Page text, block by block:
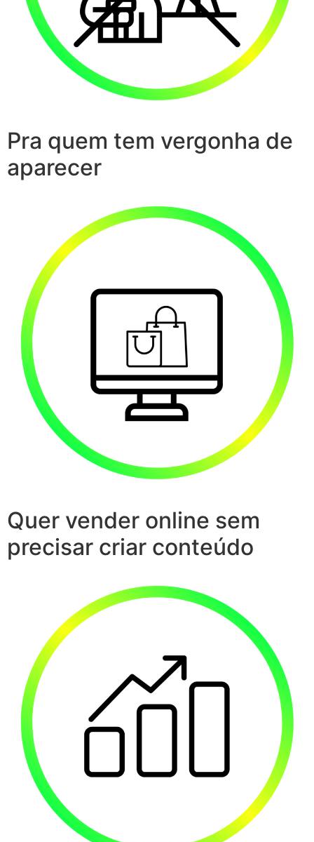
Pra quem tem vergonha de
aparecer
Quer vender online sem
precisar criar conteúdo